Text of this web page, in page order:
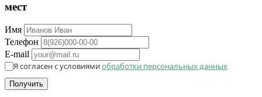
мест
Имя
Телефон
E-mail
Я согласен с условиямиобработки персональных данных
Получить